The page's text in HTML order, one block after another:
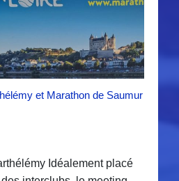
et Marathon de Saumur
Idéalement placé